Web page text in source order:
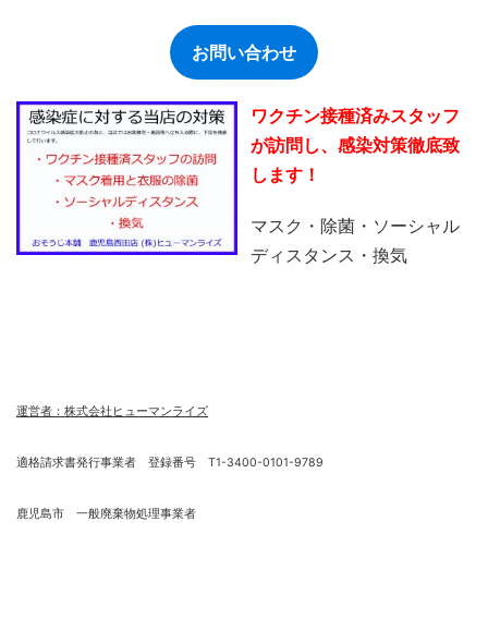
お問い合わせ
ワクチン接種済みスタッフ
が訪問し、感染対策徹底致
します！
マスク・除菌・ソーシャル
ディスタンス・換気
運営者：株式会社ヒューマンライズ
適格請求書発行事業者 登録番号 T1-3400-0101-9789
鹿児島市 一般廃棄物処理事業者